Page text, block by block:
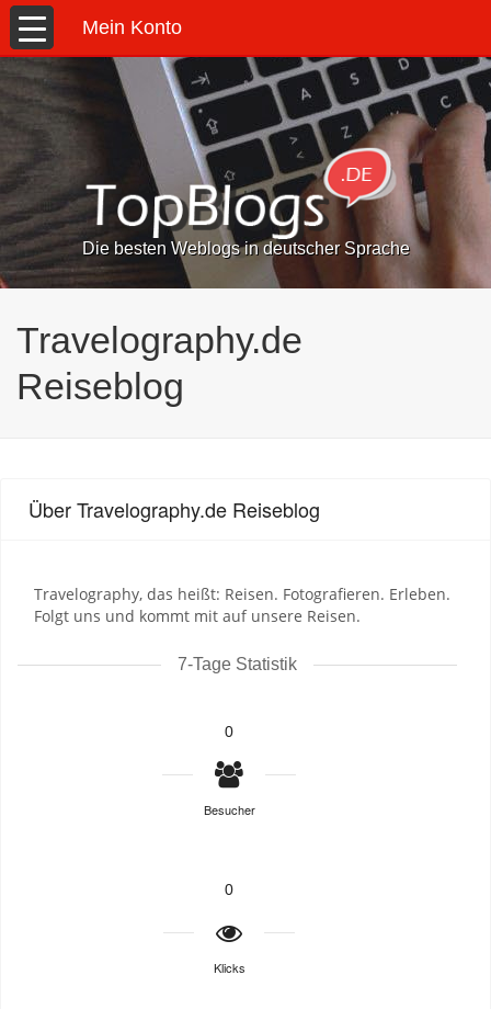
Mein Konto
Die besten Weblogs in deutscher Sprache
Travelography.de
Reiseblog
Über Travelography.de Reiseblog
Travelography, das heißt: Reisen. Fotografieren. Erleben.
Folgt uns und kommt mit auf unsere Reisen.
7-Tage Statistik
0
Besucher
0
Klicks